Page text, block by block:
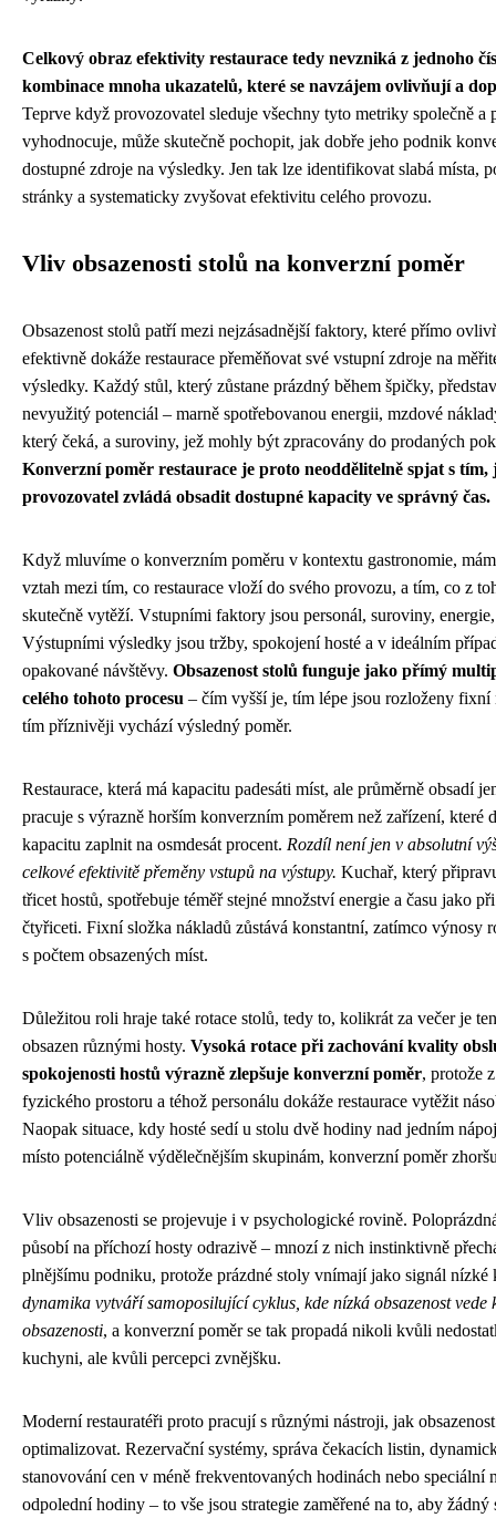
Celkový obraz efektivity restaurace tedy nevzniká z jednoho
kombinace mnoha ukazatelů, které se navzájem ovlivňují a
Teprve když provozovatel sleduje všechny tyto metriky společně a
vyhodnocuje, může skutečně pochopit, jak dobře jeho podnik
dostupné zdroje na výsledky. Jen tak lze identifikovat slabá místa,
stránky a systematicky zvyšovat efektivitu celého provozu.
Vliv obsazenosti stolů na konverzní poměr
Obsazenost stolů patří mezi nejzásadnější faktory, které přímo
efektivně dokáže restaurace přeměňovat své vstupní zdroje na
výsledky. Každý stůl, který zůstane prázdný během špičky,
nevyužitý potenciál – marně spotřebovanou energii, mzdové
který čeká, a suroviny, jež mohly být zpracovány do prodaných
Konverzní poměr restaurace je proto neoddělitelně spjat s tím,
provozovatel zvládá obsadit dostupné kapacity ve správný čas.
Když mluvíme o konverzním poměru v kontextu gastronomie,
vztah mezi tím, co restaurace vloží do svého provozu, a tím, co z
skutečně vytěží. Vstupními faktory jsou personál, suroviny, energie,
Výstupními výsledky jsou tržby, spokojení hosté a v ideálním
opakované návštěvy. Obsazenost stolů funguje jako přímý
celého tohoto procesu – čím vyšší je, tím lépe jsou rozloženy fixní
tím příznivěji vychází výsledný poměr.
Restaurace, která má kapacitu padesáti míst, ale průměrně obsadí
pracuje s výrazně horším konverzním poměrem než zařízení, které
kapacitu zaplnit na osmdesát procent. Rozdíl není jen v absolutní
celkové efektivitě přeměny vstupů na výstupy. Kuchař, který
třicet hostů, spotřebuje téměř stejné množství energie a času jako
čtyřiceti. Fixní složka nákladů zůstává konstantní, zatímco výnosy
s počtem obsazených míst.
Důležitou roli hraje také rotace stolů, tedy to, kolikrát za večer je
obsazen různými hosty. Vysoká rotace při zachování kvality
spokojenosti hostů výrazně zlepšuje konverzní poměr, protože
fyzického prostoru a téhož personálu dokáže restaurace vytěžit
Naopak situace, kdy hosté sedí u stolu dvě hodiny nad jedním
místo potenciálně výdělečnějším skupinám, konverzní poměr
Vliv obsazenosti se projevuje i v psychologické rovině.
působí na příchozí hosty odrazivě – mnozí z nich instinktivně
plnějšímu podniku, protože prázdné stoly vnímají jako signál
dynamika vytváří samoposilující cyklus, kde nízká obsazenost vede
obsazenosti, a konverzní poměr se tak propadá nikoli kvůli
kuchyni, ale kvůli percepci zvnějšku.
Moderní restauratéři proto pracují s různými nástroji, jak obsazenost
optimalizovat. Rezervační systémy, správa čekacích listin,
stanovování cen v méně frekventovaných hodinách nebo speciální
odpolední hodiny – to vše jsou strategie zaměřené na to, aby žádný